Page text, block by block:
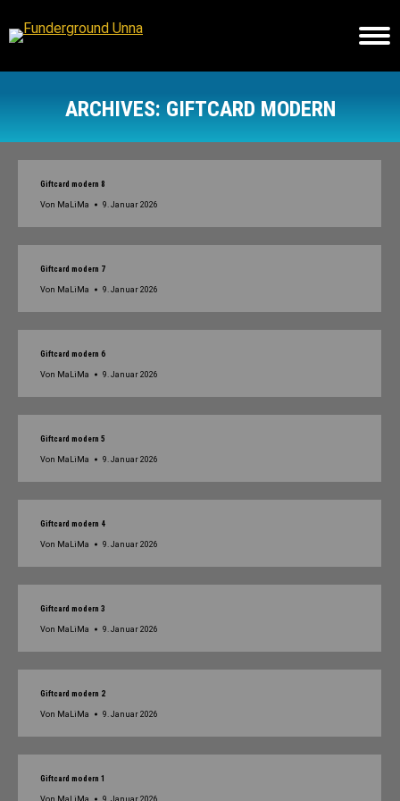
ARCHIVES: GIFTCARD MODERN
Giftcard modern 8
Von MaLiMa 9. Januar 2026
Giftcard modern 7
Von MaLiMa 9. Januar 2026
Giftcard modern 6
Von MaLiMa 9. Januar 2026
Giftcard modern 5
Von MaLiMa 9. Januar 2026
Giftcard modern 4
Von MaLiMa 9. Januar 2026
Giftcard modern 3
Von MaLiMa 9. Januar 2026
Giftcard modern 2
Von MaLiMa 9. Januar 2026
Giftcard modern 1
Von MaLiMa 9. Januar 2026